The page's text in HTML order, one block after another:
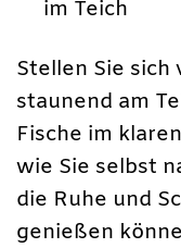
im Teich
Stellen Sie sich
staunend am
Fische im
wie Sie selbst
die Ruhe und
genießen